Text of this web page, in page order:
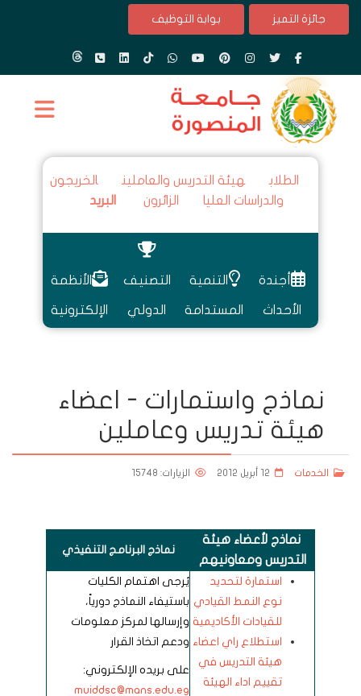
جائزة التميز بوابة التوظيف
الطلاب هيئة التدريس والعاملين
الخريجون
والدراسات العليا
الزائرون البريد
أجندة
الأحداث
التنمية
المستدامة
التصنيف
الدولي
الأنظمة
الإلكترونية
نماذج واستمارات - اعضاء
هيئة تدريس وعاملين
الخدمات 12 أبريل 2012 الزيارات: 15748
نماذج لأعضاء هيئة
التدريس ومعاونيهم
نماذج البرنامج التنفيذي
استمارة لتحديد
نوع النمط القيادي
للقيادات الأكاديمية
استطلاع راي اعضاء
هيئة التدريس في
تقييم اداء الهيئة
يُرجى اهتمام الكليات
باستيفاء النماذج دورياً،
وإرسالها لمركز معلومات
ودعم اتخاذ القرار
على بريده الإلكتروني:
muiddsc@mans.edu.eg